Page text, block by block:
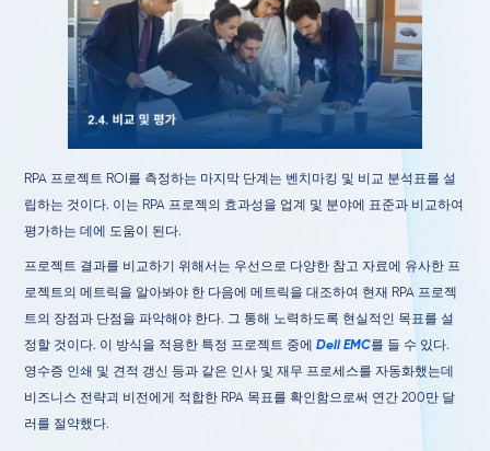
RPA 프로젝트 ROI를 측정하는 마지막 단계는 벤치마킹 및 비교 분석표를 설
립하는 것이다. 이는 RPA 프로젝의 효과성을 업계 및 분야에 표준과 비교하여
평가하는 데에 도움이 된다.
프로젝트 결과를 비교하기 위해서는 우선으로 다양한 참고 자료에 유사한 프
로젝트의 메트릭을 알아봐야 한 다음에 메트릭을 대조하여 현재 RPA 프로젝
트의 장점과 단점을 파악해야 한다. 그 통해 노력하도록 현실적인 목표를 설
정할 것이다. 이 방식을 적용한 특정 프로젝트 중에Dell EMC를 들 수 있다.
영수증 인쇄 및 견적 갱신 등과 같은 인사 및 재무 프로세스를 자동화했는데
비즈니스 전략괴 비전에게 적합한 RPA 목표를 확인함으로써 연간 200만 달
러를 절약했다.